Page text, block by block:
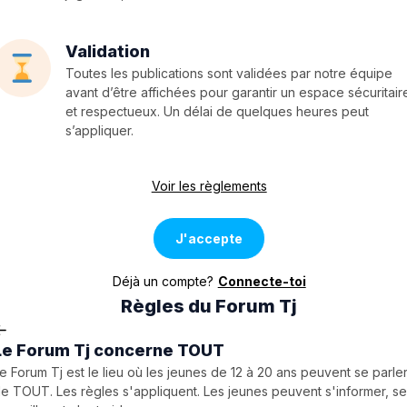
Validation
Toutes les publications sont validées par notre équipe
avant d’être affichées pour garantir un espace
et respectueux. Un délai de quelques heures peut
s’appliquer.
Voir les règlements
J'accepte
Déjà un compte? Connecte-toi
Règles du Forum Tj
Forum Tj concerne TOUT
Forum Tj est le lieu où les jeunes de 12 à 20 ans peuvent se
TOUT. Les règles s'appliquent. Les jeunes peuvent s'informer, se